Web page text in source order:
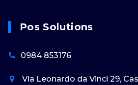
Pos Solutions
0984 853176
Via Leonardo da Vinci 29,